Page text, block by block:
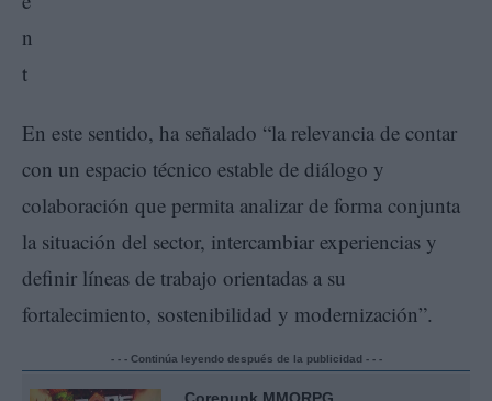
En este sentido, ha señalado “la relevancia de contar
con un espacio técnico estable de diálogo y
colaboración que permita analizar de forma conjunta
la situación del sector, intercambiar experiencias y
definir líneas de trabajo orientadas a su
fortalecimiento, sostenibilidad y modernización”.
- - - Continúa leyendo después de la publicidad - - -